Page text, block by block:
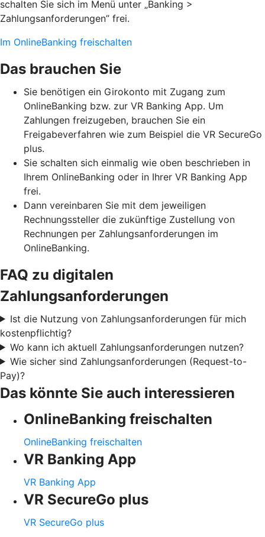
schalten Sie sich im Menü unter „Banking >
Zahlungsanforderungen” frei.
Im OnlineBanking freischalten
Das brauchen Sie
Sie benötigen ein Girokonto mit Zugang zum
OnlineBanking bzw. zur VR Banking App. Um
Zahlungen freizugeben, brauchen Sie ein
Freigabeverfahren wie zum Beispiel die VR SecureGo
plus.
Sie schalten sich einmalig wie oben beschrieben in
Ihrem OnlineBanking oder in Ihrer VR Banking App
frei.
Dann vereinbaren Sie mit dem jeweiligen
Rechnungssteller die zukünftige Zustellung von
Rechnungen per Zahlungsanforderungen im
OnlineBanking.
FAQ zu digitalen
Zahlungsanforderungen
Ist die Nutzung von Zahlungsanforderungen für mich
kostenpflichtig?
Wo kann ich aktuell Zahlungsanforderungen nutzen?
Wie sicher sind Zahlungsanforderungen (Request-to-
Pay)?
Das könnte Sie auch interessieren
OnlineBanking freischalten
OnlineBanking freischalten
VR Banking App
VR Banking App
VR SecureGo plus
VR SecureGo plus